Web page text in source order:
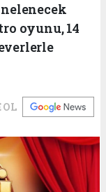
oyunu, 14
OL